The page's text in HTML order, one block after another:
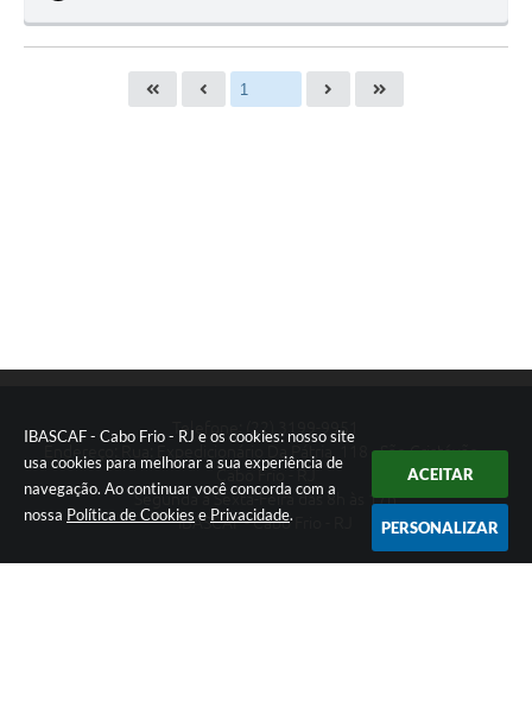
IBASCAF - Cabo Frio - RJ e os cookies: nosso site
usa cookies para melhorar a sua experiência de
navegação. Ao continuar você concorda com a
nossa Política de Cookies e Privacidade.
ACEITAR
PERSONALIZAR
Telefone: (22) 3199-9951
Endereço: Rua: Expedicionário Da Pátria, 118 - São Cristóvão -
Cabo Frio - RJ
Segunda a Sexta-Feira das 8h às 17h
IBASCAF - Cabo Frio - RJ